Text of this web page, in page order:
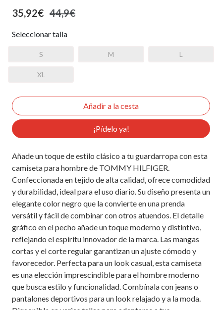
35,92€ 44,9€
Seleccionar talla
S M L
XL
¡Pídelo ya!
Añade un toque de estilo clásico a tu guardarropa con esta
camiseta para hombre de TOMMY HILFIGER.
Confeccionada en tejido de alta calidad, ofrece comodidad
y durabilidad, ideal para el uso diario. Su diseño presenta un
elegante color negro que la convierte en una prenda
versátil y fácil de combinar con otros atuendos. El detalle
gráfico en el pecho añade un toque moderno y distintivo,
reflejando el espíritu innovador de la marca. Las mangas
cortas y el corte regular garantizan un ajuste cómodo y
favorecedor. Perfecta para un look casual, esta camiseta
es una elección imprescindible para el hombre moderno
que busca estilo y funcionalidad. Combínala con jeans o
pantalones deportivos para un look relajado y a la moda.